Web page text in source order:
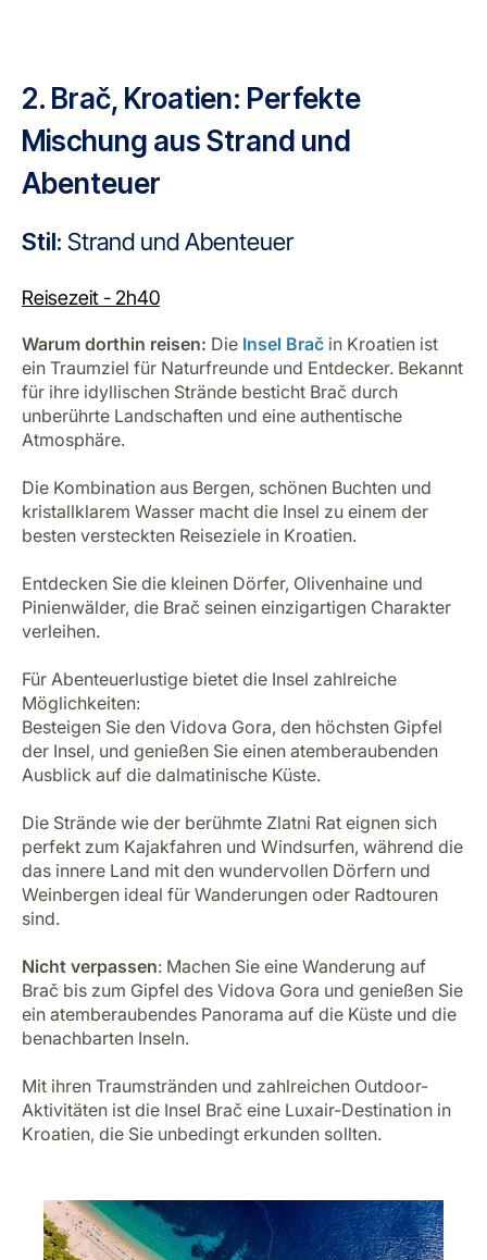
2. Brač, Kroatien: Perfekte
Mischung aus Strand und
Abenteuer
Stil: Strand und Abenteuer
Reisezeit - 2h40
Warum dorthin reisen: Die Insel Brač in Kroatien ist
ein Traumziel für Naturfreunde und Entdecker. Bekannt
für ihre idyllischen Strände besticht Brač durch
unberührte Landschaften und eine authentische
Atmosphäre.
Die Kombination aus Bergen, schönen Buchten und
kristallklarem Wasser macht die Insel zu einem der
besten versteckten Reiseziele in Kroatien.
Entdecken Sie die kleinen Dörfer, Olivenhaine und
Pinienwälder, die Brač seinen einzigartigen Charakter
verleihen.
Für Abenteuerlustige bietet die Insel zahlreiche
Möglichkeiten:
Besteigen Sie den Vidova Gora, den höchsten Gipfel
der Insel, und genießen Sie einen atemberaubenden
Ausblick auf die dalmatinische Küste.
Die Strände wie der berühmte Zlatni Rat eignen sich
perfekt zum Kajakfahren und Windsurfen, während die
das innere Land mit den wundervollen Dörfern und
Weinbergen ideal für Wanderungen oder Radtouren
sind.
Nicht verpassen: Machen Sie eine Wanderung auf
Brač bis zum Gipfel des Vidova Gora und genießen Sie
ein atemberaubendes Panorama auf die Küste und die
benachbarten Inseln.
Mit ihren Traumstränden und zahlreichen Outdoor-
Aktivitäten ist die Insel Brač eine Luxair-Destination in
Kroatien, die Sie unbedingt erkunden sollten.